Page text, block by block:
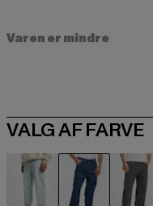
Varen er mindre
VALG AF FARVE